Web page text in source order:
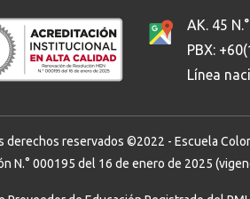
AK. 45
PBX:
Línea
derechos reservados ©2022 - Escuela
N.° 000195 del 16 de enero de 2025